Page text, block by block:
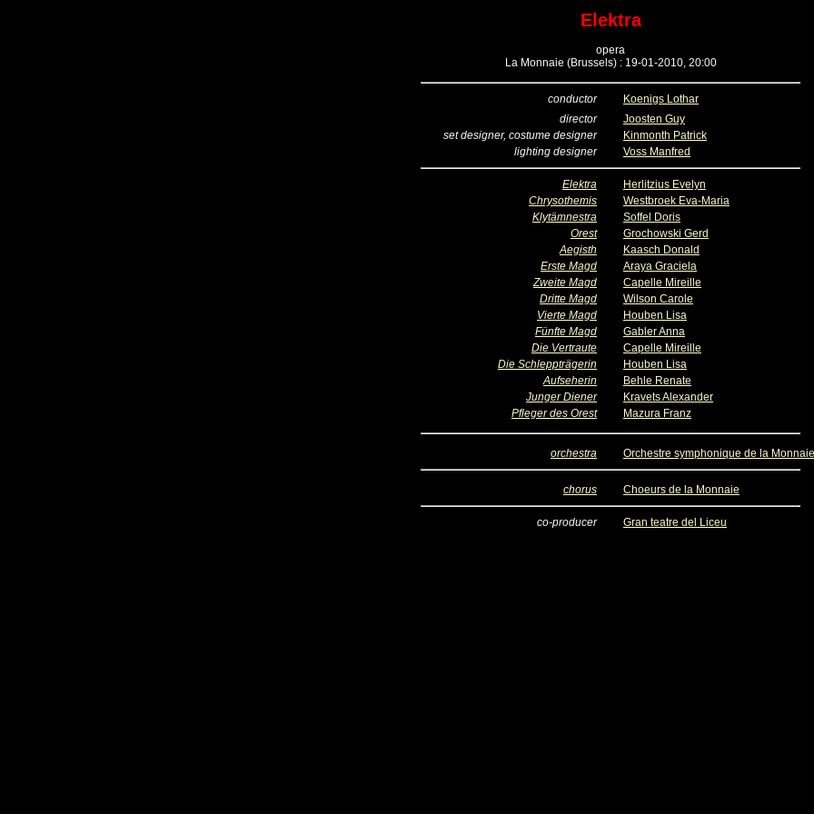
Elektra
opera
La Monnaie (Brussels) : 19-01-2010, 20:00
conductor
Koenigs Lothar
director
Joosten Guy
set designer, costume designer
Kinmonth Patrick
lighting designer
Voss Manfred
Elektra
Herlitzius Evelyn
Chrysothemis
Westbroek Eva-Maria
Klytämnestra
Soffel Doris
Orest
Grochowski Gerd
Aegisth
Kaasch Donald
Erste Magd
Araya Graciela
Zweite Magd
Capelle Mireille
Dritte Magd
Wilson Carole
Vierte Magd
Houben Lisa
Fünfte Magd
Gabler Anna
Die Vertraute
Capelle Mireille
Die Schleppträgerin
Houben Lisa
Aufseherin
Behle Renate
Junger Diener
Kravets Alexander
Pfleger des Orest
Mazura Franz
orchestra Orchestre symphonique de la Monnaie
chorus Choeurs de la Monnaie
co-producer Gran teatre del Liceu